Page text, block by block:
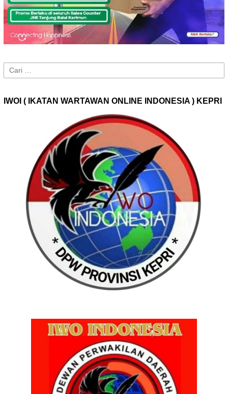
Cari
untuk:
IWOI ( IKATAN WARTAWAN ONLINE INDONESIA ) KEPRI